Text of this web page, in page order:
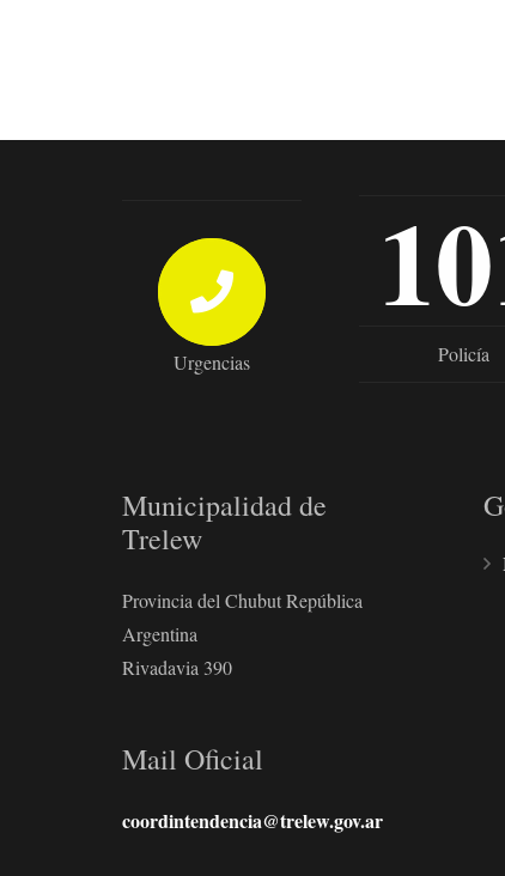
Urgencias Policía
Municipalidad de
Trelew
Provincia del Chubut República
Argentina
Rivadavia 390
Mail Oficial
coordintendencia@trelew.gov.ar